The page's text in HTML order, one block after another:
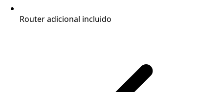
Router adicional incluido